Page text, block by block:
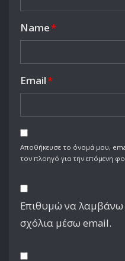
Name*
Email*
Αποθήκευσε το όνομά μου,
τον πλοηγό για την επόμενη
Επιθυμώ να λαμβάνω
σχόλια μέσω email.